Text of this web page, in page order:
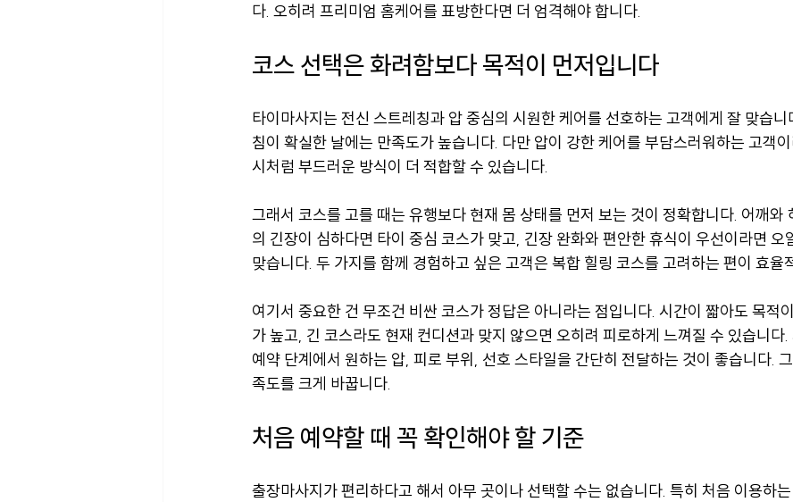
다. 오히려 프리미엄 홈케어를 표방한다면 더 엄격해야 합니다.
코스 선택은 화려함보다 목적이 먼저입니다
타이마사지는 전신 스트레칭과 압 중심의 시원한 케어를 선호하는 고객에게 잘 맞습니
침이 확실한 날에는 만족도가 높습니다. 다만 압이 강한 케어를 부담스러워하는 고객
시처럼 부드러운 방식이 더 적합할 수 있습니다.
그래서 코스를 고를 때는 유행보다 현재 몸 상태를 먼저 보는 것이 정확합니다. 어깨와
의 긴장이 심하다면 타이 중심 코스가 맞고, 긴장 완화와 편안한 휴식이 우선이라면 오
맞습니다. 두 가지를 함께 경험하고 싶은 고객은 복합 힐링 코스를 고려하는 편이 효율
여기서 중요한 건 무조건 비싼 코스가 정답은 아니라는 점입니다. 시간이 짧아도 목적
가 높고, 긴 코스라도 현재 컨디션과 맞지 않으면 오히려 피로하게 느껴질 수 있습니다
예약 단계에서 원하는 압, 피로 부위, 선호 스타일을 간단히 전달하는 것이 좋습니다.
족도를 크게 바꿉니다.
처음 예약할 때 꼭 확인해야 할 기준
출장마사지가 편리하다고 해서 아무 곳이나 선택할 수는 없습니다. 특히 처음 이용하